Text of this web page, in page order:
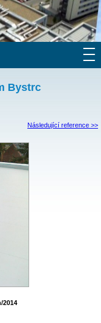
Bystrc
Následující reference >>
2014